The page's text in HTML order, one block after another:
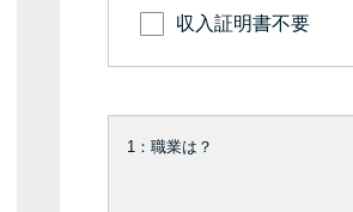
収入証明書不要
1：職業は？